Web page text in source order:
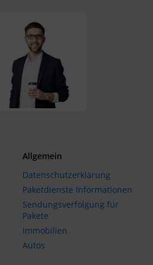
Allgemein
Datenschutzerklärung
Paketdienste Informationen
Sendungsverfolgung für
Pakete
Immobilien
Autos